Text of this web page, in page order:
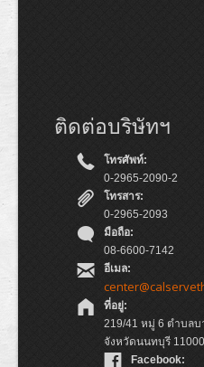
ติดต่อบริษัทฯ
โทรศัพท์:
0-2965-2090-2
โทรสาร:
0-2965-2093
มือถือ:
08-6600-7142
อีเมล:
ที่อยู่:
219/41 หมู่ 6 ตำบลบ
จังหวัดนนทบุรี 11000
Facebook: